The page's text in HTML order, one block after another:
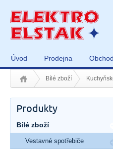
Úvod Prodejna
Bílé zboží
Produkty
Bílé zboží
Vestavné spotřebiče